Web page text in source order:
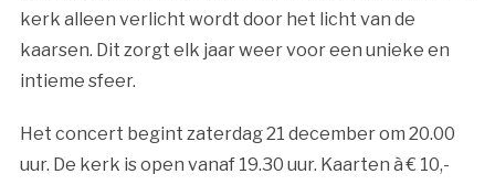
kerk alleen verlicht wordt door het licht van de
kaarsen. Dit zorgt elk jaar weer voor een unieke en
intieme sfeer.
Het concert begint zaterdag 21 december om 20.00
uur. De kerk is open vanaf 19.30 uur. Kaarten à € 10,-